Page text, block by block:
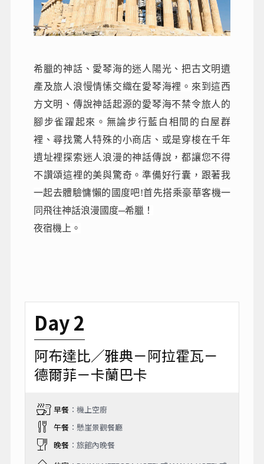
希臘的神話、愛琴海的迷人陽光、把古文明遺
產及旅人浪慢情愫交織在愛琴海裡。來到這西
方文明、傳說神話起源的愛琴海不禁令旅人的
腳步雀躍起來。無論步行藍白相間的白屋群
裡、尋找驚人特殊的小商店、或是穿梭在千年
遺址裡探索迷人浪漫的神話傳說，都讓您不得
不讚頌這裡的美與驚奇。準備好行囊，跟著我
一起去體驗慵懶的國度吧!首先搭乘豪華客機一
同飛往神話浪漫國度─希臘！
夜宿機上。
Day 2
阿布達比／雅典－阿拉霍瓦－
德爾菲－卡蘭巴卡
早餐：機上空廚
午餐：懸崖景觀餐廳
晚餐：旅館內晚餐